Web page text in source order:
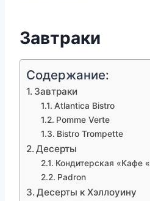
Завтраки
Содержание:
Завтраки
Atlantica Bistro
Pomme Verte
Bistro Trompette
Десерты
Кондитерская «Кафе
Padron
Десерты к Хэллоуину